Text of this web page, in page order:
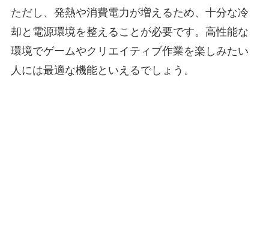
ただし、発熱や消費電力が増えるため、十分な冷
却と電源環境を整えることが必要です。高性能な
環境でゲームやクリエイティブ作業を楽しみたい
人には最適な機能といえるでしょう。